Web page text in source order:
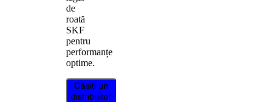
de
roată
SKF
pentru
performanțe
optime.
Găsiți un
distribuitor